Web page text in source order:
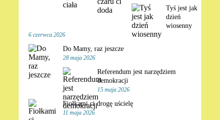
Tyś jest jak
dzień
wiosenny
6 czerwca 2026
Do Mamy, raz jeszcze
28 maja 2026
Referendum jest narzędziem
demokracji
15 maja 2026
Fiołkami ci drogę uścielę
11 maja 2026